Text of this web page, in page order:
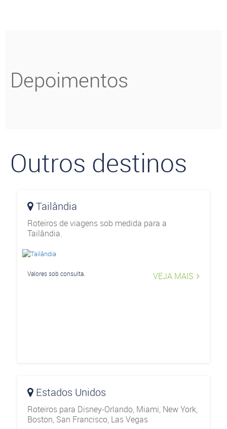
Depoimentos
Outros destinos
Tailândia
Roteiros de viagens sob medida para a
Tailândia.
Valores sob consulta. VEJA MAIS
Estados Unidos
Roteiros para Disney-Orlando, Miami, New York,
Boston, San Francisco, Las Vegas